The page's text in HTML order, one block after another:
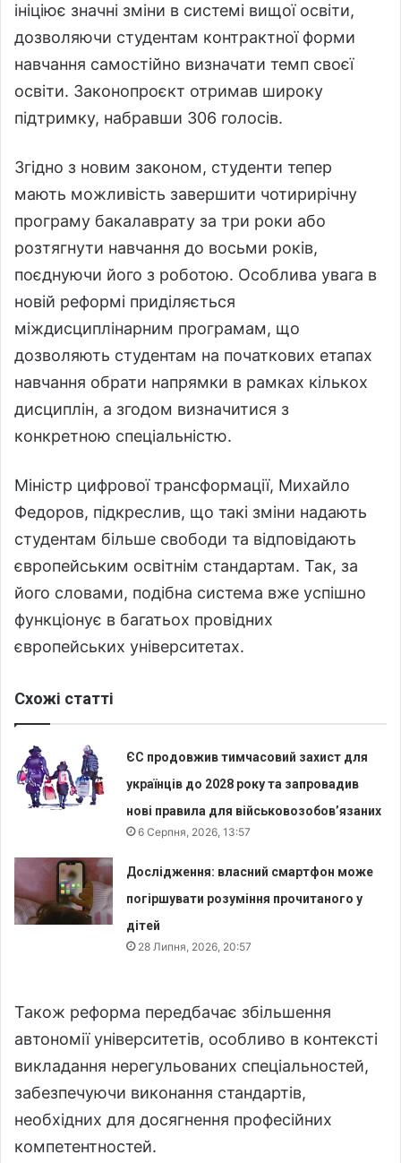
ініціює значні зміни в системі вищої освіти,
дозволяючи студентам контрактної форми
навчання самостійно визначати темп своєї
освіти. Законопроєкт отримав широку
підтримку, набравши 306 голосів.
Згідно з новим законом, студенти тепер
мають можливість завершити чотирирічну
програму бакалаврату за три роки або
розтягнути навчання до восьми років,
поєднуючи його з роботою. Особлива увага в
новій реформі приділяється
міждисциплінарним програмам, що
дозволяють студентам на початкових етапах
навчання обрати напрямки в рамках кількох
дисциплін, а згодом визначитися з
конкретною спеціальністю.
Міністр цифрової трансформації, Михайло
Федоров, підкреслив, що такі зміни надають
студентам більше свободи та відповідають
європейським освітнім стандартам. Так, за
його словами, подібна система вже успішно
функціонує в багатьох провідних
європейських університетах.
Схожі статті
ЄС продовжив тимчасовий захист для
українців до 2028 року та запровадив
нові правила для військовозобов’язаних
6 Серпня, 2026, 13:57
Дослідження: власний смартфон може
погіршувати розуміння прочитаного у
дітей
28 Липня, 2026, 20:57
Також реформа передбачає збільшення
автономії університетів, особливо в контексті
викладання нерегульованих спеціальностей,
забезпечуючи виконання стандартів,
необхідних для досягнення професійних
компетентностей.